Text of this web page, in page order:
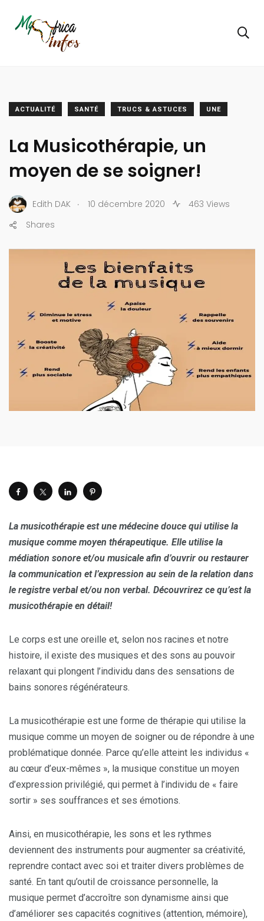
ACTUALITÉ SANTÉ TRUCS & ASTUCES UNE
La Musicothérapie, un
moyen de se soigner!
Edith DAK . 10 décembre 2020
463 Views
Shares
La musicothérapie est une médecine douce qui utilise la
musique comme moyen thérapeutique. Elle utilise la
médiation sonore et/ou musicale afin d’ouvrir ou restaurer
la communication et l’expression au sein de la relation dans
le registre verbal et/ou non verbal. Découvrirez ce qu’est la
musicothérapie en détail!
Le corps est une oreille et, selon nos racines et notre
histoire, il existe des musiques et des sons au pouvoir
relaxant qui plongent l’individu dans des sensations de
bains sonores régénérateurs.
La musicothérapie est une forme de thérapie qui utilise la
musique comme un moyen de soigner ou de répondre à une
problématique donnée. Parce qu’elle atteint les individus «
au cœur d’eux-mêmes », la musique constitue un moyen
d’expression privilégié, qui permet à l’individu de « faire
sortir » ses souffrances et ses émotions.
Ainsi, en musicothérapie, les sons et les rythmes
deviennent des instruments pour augmenter sa créativité,
reprendre contact avec soi et traiter divers problèmes de
santé. En tant qu’outil de croissance personnelle, la
musique permet d’accroître son dynamisme ainsi que
d’améliorer ses capacités cognitives (attention, mémoire),